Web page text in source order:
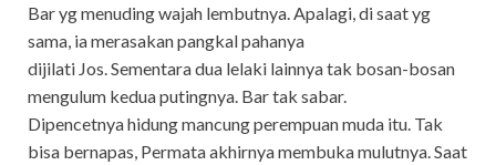
Bar yg menuding wajah lembutnya. Apalagi, di saat yg
sama, ia merasakan pangkal pahanya
dijilati Jos. Sementara dua lelaki lainnya tak bosan-bosan
mengulum kedua putingnya. Bar tak sabar.
Dipencetnya hidung mancung perempuan muda itu. Tak
bisa bernapas, Permata akhirnya membuka mulutnya. Saat